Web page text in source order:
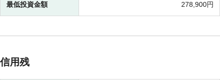
最低投資金額 278,900円
信用残